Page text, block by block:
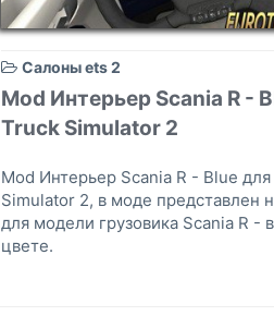
Салоны ets 2
Mod Интерьер Scania R -
Truck Simulator 2
Mod Интерьер Scania R - Blue
Simulator 2, в моде представлен
для модели грузовика Scania R -
цвете.